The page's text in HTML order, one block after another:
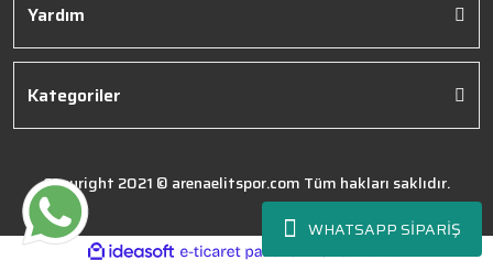
WHATSAPP SİPARİŞ
Yardım
Kategoriler
Copyright 2021 © arenaelitspor.com Tüm hakları saklıdır.
ideasoft